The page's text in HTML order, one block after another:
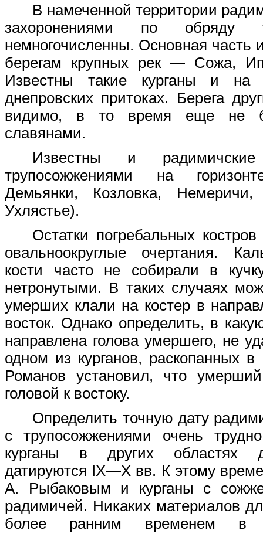
В намеченной территории
захоронениями по обряду
немногочисленны. Основная часть
берегам крупных рек — Сожа,
Известны такие курганы и на
днепровских притоках. Берега
видимо, в то время еще не
славянами.
Известны и
трупосожжениями на
Демьянки, Козловка,
Ухлястье).
Остатки погребальных
овальноокруглые очертания.
кости часто не собирали в
нетронутыми. В таких случаях
умерших клали на костер в
восток. Однако определить, в
направлена голова умершего, не
одном из курганов, раскопанных
Романов установил, что
головой к востоку.
Определить точную дату
с трупосожжениями очень
курганы в других областях
датируются IX—X вв. К этому
А. Рыбаковым и курганы с
радимичей. Никаких материалов
более ранним временем в